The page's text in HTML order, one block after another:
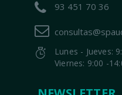
93 451 70 36
Lunes - Jueves:
Viernes: 9:00 -